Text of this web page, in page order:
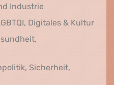
IndustrieWirtschaft,
Digitales & Kultur
öffentliche Gesundheit,
Sicherheit,